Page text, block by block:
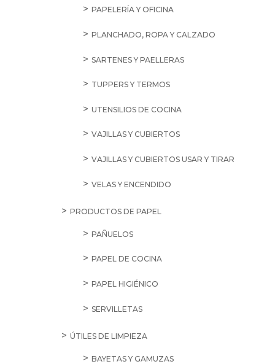
PAPELERÍA Y OFICINA
PLANCHADO, ROPA Y CALZADO
SARTENES Y PAELLERAS
TUPPERS Y TERMOS
UTENSILIOS DE COCINA
VAJILLAS Y CUBIERTOS
VAJILLAS Y CUBIERTOS USAR Y TIRAR
VELAS Y ENCENDIDO
PRODUCTOS DE PAPEL
PAÑUELOS
PAPEL DE COCINA
PAPEL HIGIÉNICO
SERVILLETAS
ÚTILES DE LIMPIEZA
BAYETAS Y GAMUZAS